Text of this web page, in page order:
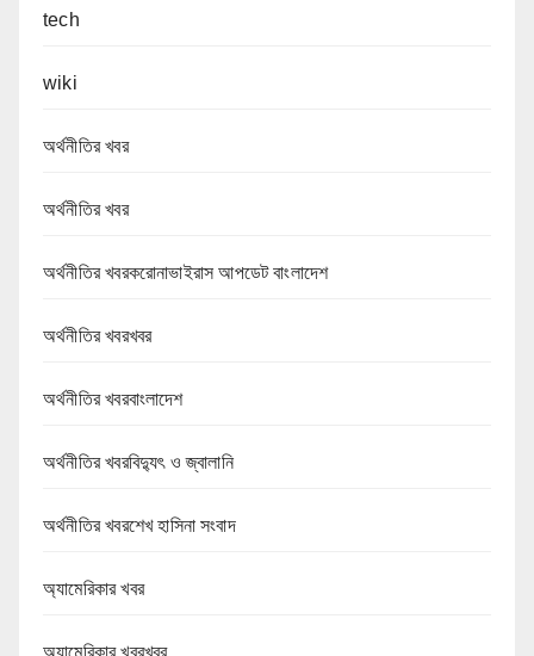
tech
wiki
অর্থনীতির খবর
অর্থনীতির খবর
অর্থনীতির খবরকরোনাভাইরাস আপডেট বাংলাদেশ
অর্থনীতির খবরখবর
অর্থনীতির খবরবাংলাদেশ
অর্থনীতির খবরবিদ্যুৎ ও জ্বালানি
অর্থনীতির খবরশেখ হাসিনা সংবাদ
অ্যামেরিকার খবর
অ্যামেরিকার খবরখবর